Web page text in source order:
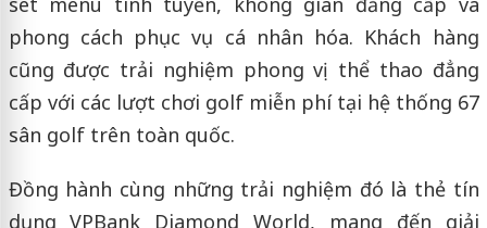
phong cách phục vụ cá nhân hóa. Khách hàng
cũng được trải nghiệm phong vị thể thao đẳng
cấp với các lượt chơi golf miễn phí tại hệ thống 67
sân golf trên toàn quốc.
Đồng hành cùng những trải nghiệm đó là thẻ tín
dụng VPBank Diamond World, mang đến giải